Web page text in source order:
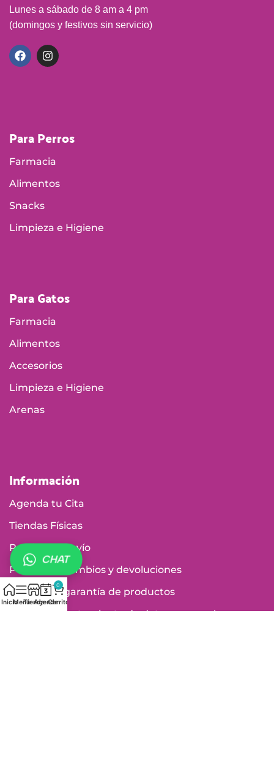
Lunes a sábado de 8 am a 4 pm
(domingos y festivos sin servicio)
Para Perros
Farmacia
Alimentos
Snacks
Limpieza e Higiene
Para Gatos
Farmacia
Alimentos
Accesorios
Limpieza e Higiene
Arenas
Información
Agenda tu Cita
Tiendas Físicas
Política de envío
Política de cambios y devoluciones
Política de garantía de productos
Política de tratamiento de datos personales
CHAT
InicioMenúTiendaAgenda
0
Carrito